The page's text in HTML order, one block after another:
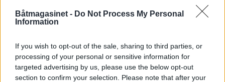
Båtmagasinet - Do Not Process My Personal
Information
If you wish to opt-out of the sale, sharing to third parties, or
processing of your personal or sensitive information for
targeted advertising by us, please use the below opt-out
section to confirm your selection. Please note that after your